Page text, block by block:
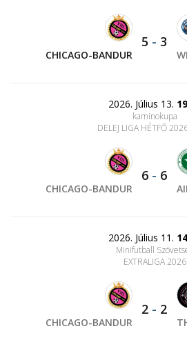
CHICAGO-BANDUR
5 - 3
2026. Július 13.
kaminokupa
DELEJ LIGA HÉTFŐ
CHICAGO-BANDUR
6 - 6
2026. Július 11.
Minifutball
EXTRALIGA 2026
CHICAGO-BANDUR
2 - 2